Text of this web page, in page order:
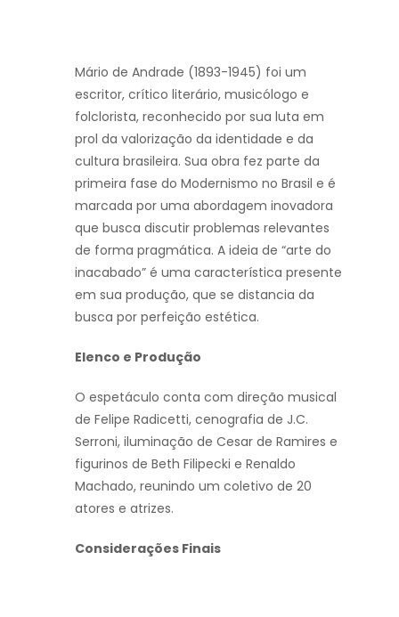
Mário de Andrade (1893-1945) foi um
escritor, crítico literário, musicólogo e
folclorista, reconhecido por sua luta em
prol da valorização da identidade e da
cultura brasileira. Sua obra fez parte da
primeira fase do Modernismo no Brasil e é
marcada por uma abordagem inovadora
que busca discutir problemas relevantes
de forma pragmática. A ideia de “arte do
inacabado” é uma característica presente
em sua produção, que se distancia da
busca por perfeição estética.
Elenco e Produção
O espetáculo conta com direção musical
de Felipe Radicetti, cenografia de J.C.
Serroni, iluminação de Cesar de Ramires e
figurinos de Beth Filipecki e Renaldo
Machado, reunindo um coletivo de 20
atores e atrizes.
Considerações Finais